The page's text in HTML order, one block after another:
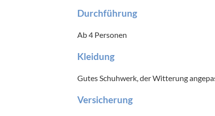
Durchführung
Ab 4 Personen
Kleidung
Gutes Schuhwerk, der Witterung
Versicherung